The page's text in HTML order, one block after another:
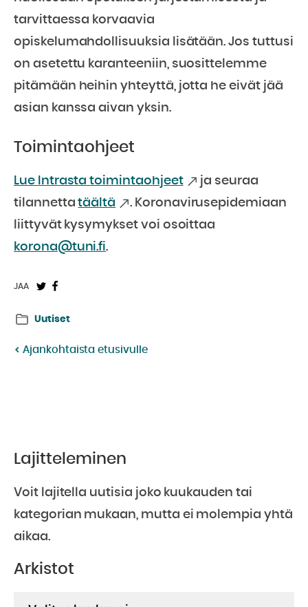
tarvittaessa korvaavia
opiskelumahdollisuuksia lisätään. Jos tuttusi
on asetettu karanteeniin, suosittelemme
pitämään heihin yhteyttä, jotta he eivät jää
asian kanssa aivan yksin.
Toimintaohjeet
Lue Intrasta toimintaohjeet
ja seuraa
tilannettatäältä
. Koronavirusepidemiaan
liittyvät kysymykset voi osoittaa
korona@tuni.fi.
JAA
JaaJaa
Uutiset
Ajankohtaista etusivulle
Lajitteleminen
Voit lajitella uutisia joko kuukauden tai
kategorian mukaan, mutta ei molempia yhtä
aikaa.
Arkistot